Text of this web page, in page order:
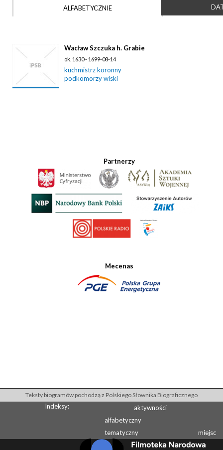
ALFABETYCZNIE
Wacław Szczuka h. Grabie
ok. 1630 - 1699-08-14
kuchmistrz koronny
podkomorzy wiski
Partnerzy
Mecenas
Teksty biogramów pochodzą z Polskiego Słownika Biograficznego
Indeksy:
aktywności
alfabetyczny
tematyczny
miejsc